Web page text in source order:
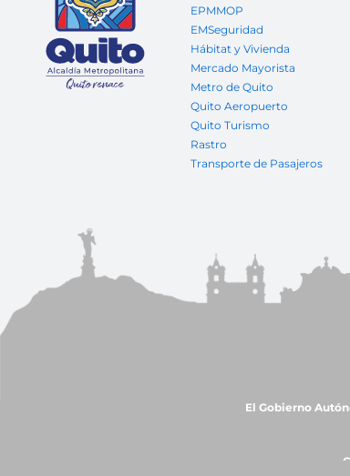
EPMMOP
EMSeguridad
Hábitat y Vivienda
Mercado Mayorista
Metro de Quito
Quito Aeropuerto
Quito Turismo
Rastro
Transporte de Pasajeros
El Gobierno